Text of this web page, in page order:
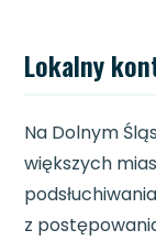
Lokalny
Na Dolnym
większych
z